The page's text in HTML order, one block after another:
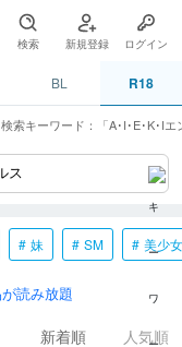
検索 新規登録 ログイン
BL R18
検索キーワード：「A･I･E･K･Iエ
妹 SM 美少女
新着順 人気順